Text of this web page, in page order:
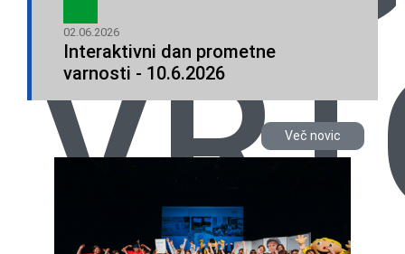
02.06.2026
Interaktivni dan prometne
varnosti - 10.6.2026
Več novic